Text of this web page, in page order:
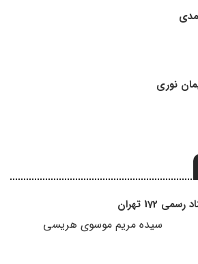
نوری
172 تهران
سیده مریم موسوی هریسی